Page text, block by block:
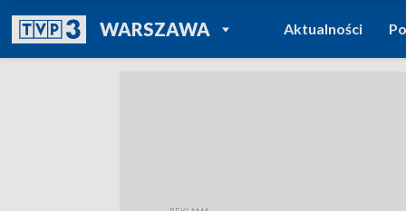
WARSZAWAPOWRÓT DO
TVP REGIONY
Aktualności